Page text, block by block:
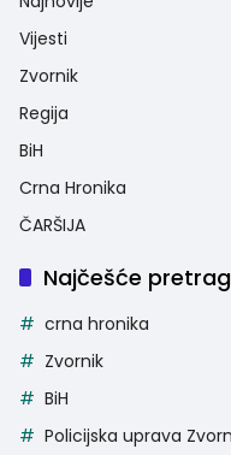
Vijesti
Zvornik
Regija
BiH
Crna Hronika
ČARŠIJA
Najčešće
crna hronika
Zvornik
BiH
Policijska uprava